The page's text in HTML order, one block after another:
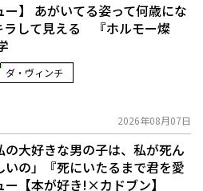
ー】 あがいてる姿って何歳にな
ラして見える 『ホルモー燦
ダ・ヴィンチ
2026年08月07日
の大好きな男の子は、私が死ん
の」――『死にいたるまで君を愛
ー【本が好き!×カドブン】